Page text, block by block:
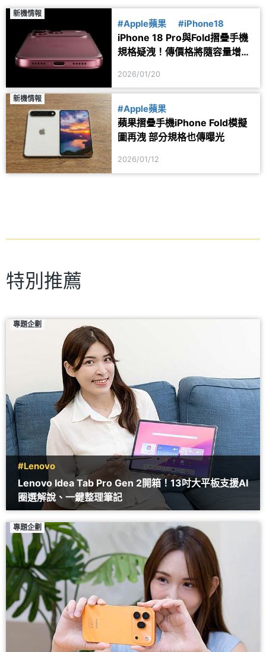
新機情報
#Apple蘋果 #iPhone18
iPhone 18 Pro與Fold摺疊手機
規格疑洩！傳價格將隨容量增加
2026/01/20
新機情報
#Apple蘋果
蘋果摺疊手機iPhone Fold模擬
圖再洩 部分規格也傳曝光
2026/01/12
特別推薦
專題企劃
#Lenovo
Lenovo Idea Tab Pro Gen 2開箱！13吋大平板支援AI
圈選解說、一鍵整理筆記
專題企劃